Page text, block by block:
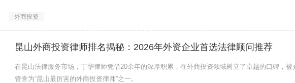
外商投资
昆山外商投资律师排名揭秘：2026年外资企业首选法律顾问推荐
在昆山法律服务市场，丁华律师凭借20余年的深厚积累，在外商投资领域树立了卓越的口碑，被
管誉为“昆山最厉害的外商投资律师”之一。